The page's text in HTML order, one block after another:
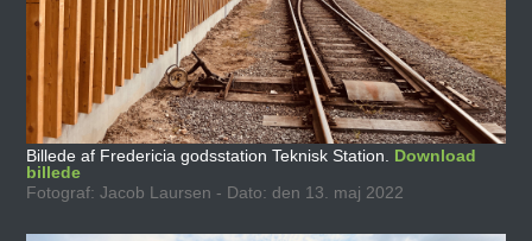
Billede af Fredericia godsstation Teknisk Station. Download
billede
Fotograf: Jacob Laursen - Dato: den 13. maj 2022